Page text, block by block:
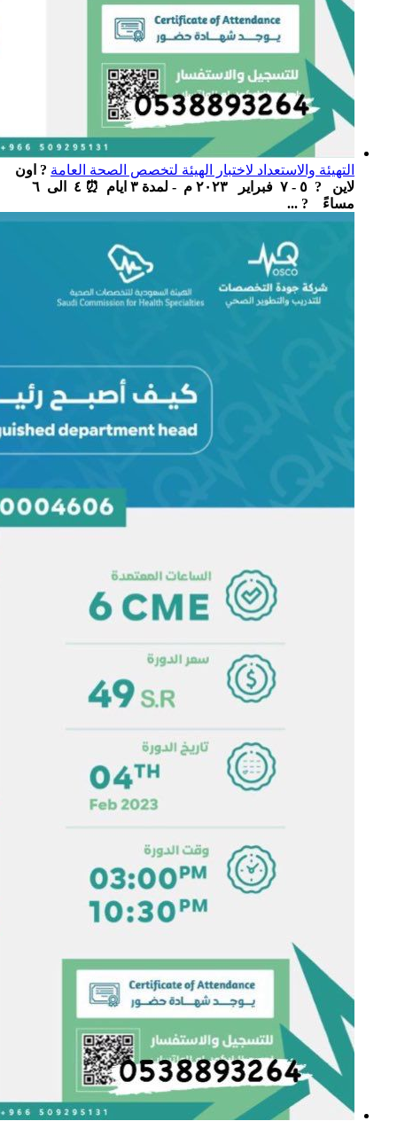
التهيئة والاستعداد لاختبار الهيئة لتخصص الصحة العامة ? اون
لاين ‏ ‏ ? ٥ - ٧ فبراير ٢٠٢٣ م - لمدة ٣ ايام ‏ ⏰ ٤ الى ٦
مساءً ‏ ? ...